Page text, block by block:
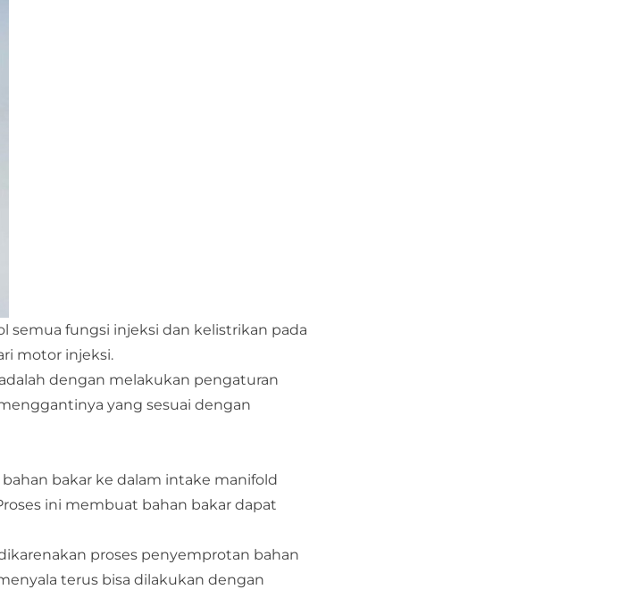
fungsi injeksi dan kelistrikan pada
motor injeksi.
dengan melakukan pengaturan
yang sesuai dengan
bakar ke dalam intake manifold
ini membuat bahan bakar dapat
proses penyemprotan bahan
terus bisa dilakukan dengan